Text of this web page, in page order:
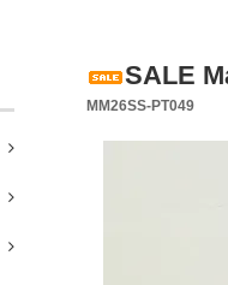
SALE
MM26SS-PT049